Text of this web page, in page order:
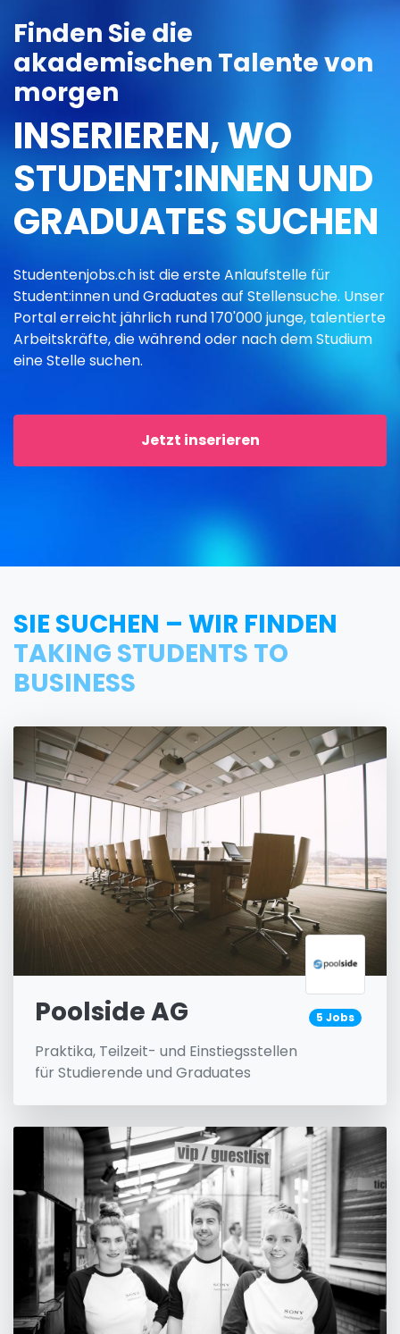
Finden Sie die
akademischen Talente von
morgen
INSERIEREN, WO
STUDENT:INNEN UND
GRADUATES SUCHEN
Studentenjobs.ch ist die erste Anlaufstelle für
Student:innen und Graduates auf Stellensuche. Unser
Portal erreicht jährlich rund 170'000 junge, talentierte
Arbeitskräfte, die während oder nach dem Studium
eine Stelle suchen.
Jetzt inserieren
SIE SUCHEN – WIR FINDEN
TAKING STUDENTS TO
BUSINESS
5 Jobs
Poolside AG
Praktika, Teilzeit- und Einstiegsstellen
für Studierende und Graduates